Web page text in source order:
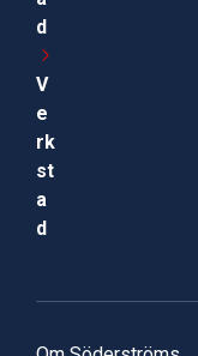
d
V
e
rk
st
a
d